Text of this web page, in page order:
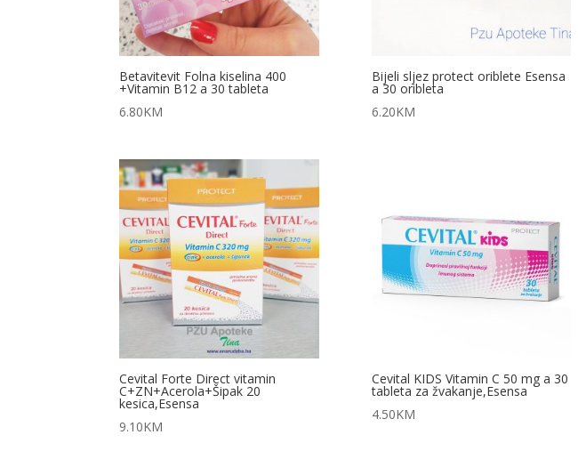
Betavitevit Folna kiselina 400
+Vitamin B12 a 30 tableta
6.80KM
Bijeli sljez protect oriblete Esensa
a 30 oribleta
6.20KM
Cevital Forte Direct vitamin
C+ZN+Acerola+Šipak 20
kesica,Esensa
9.10KM
Cevital KIDS Vitamin C 50 mg a 30
tableta za žvakanje,Esensa
4.50KM